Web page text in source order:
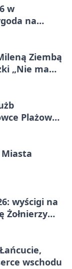
w
na
Ziembą
„Nie mam
Plażowej
Miasta
wyścigi na
Żołnierzy
wschodu